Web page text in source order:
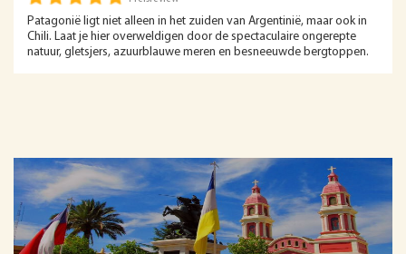
Patagonië ligt niet alleen in het zuiden van Argentinië, maar ook in
Chili. Laat je hier overweldigen door de spectaculaire ongerepte
natuur, gletsjers, azuurblauwe meren en besneeuwde bergtoppen.